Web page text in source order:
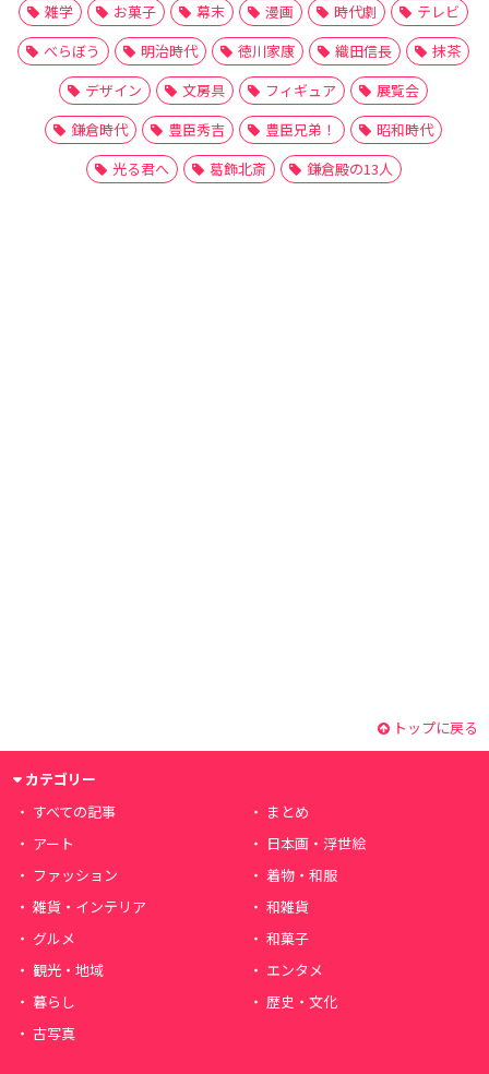
雑学
お菓子 幕末 漫画 時代劇
テレビ
べらぼう
明治時代 徳川家康 織田信長
抹茶
デザイン
文房具 フィギュア
展覧会
鎌倉時代
豊臣秀吉 豊臣兄弟！
昭和時代
光る君へ
葛飾北斎 鎌倉殿の13人
トップに戻る
カテゴリー
すべての記事
まとめ
アート
日本画・浮世絵
ファッション
着物・和服
雑貨・インテリア
和雑貨
グルメ
和菓子
観光・地域
エンタメ
暮らし
歴史・文化
古写真